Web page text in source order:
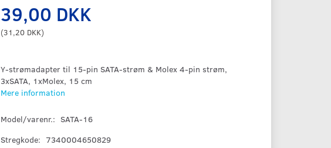
39,00 DKK
(31,20 DKK)
Y-strømadapter til 15-pin SATA-strøm & Molex 4-pin strøm,
3xSATA, 1xMolex, 15 cm
Mere information
Model/varenr.: SATA-16
Stregkode: 7340004650829